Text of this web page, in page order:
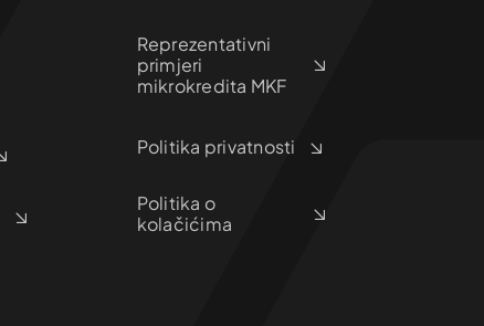
Reprezentativni
primjeri
mikrokredita MKF
Politika privatnosti
Politika o
kolačićima